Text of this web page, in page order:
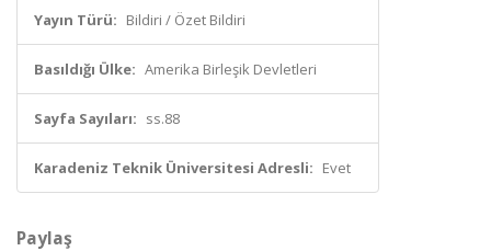
Yayın Türü: Bildiri / Özet Bildiri
Basıldığı Ülke: Amerika Birleşik Devletleri
Sayfa Sayıları: ss.88
Karadeniz Teknik Üniversitesi Adresli: Evet
Paylaş